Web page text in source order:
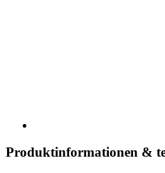
Produktinformationen &